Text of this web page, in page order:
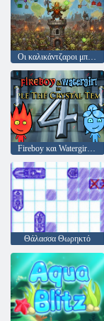
Οι καλικάντζαροι μπορούν να κατακτήσουν!
Θάλασσα Θωρηκτό